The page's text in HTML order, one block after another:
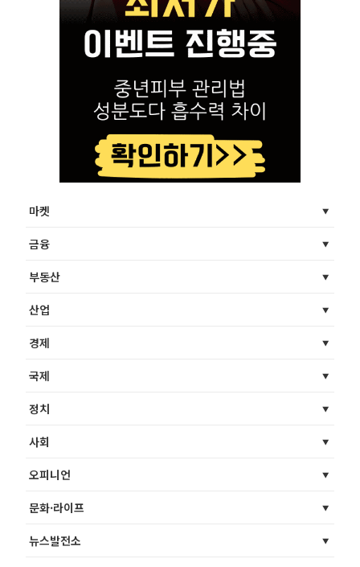
마켓
금융
부동산
산업
경제
국제
정치
사회
오피니언
문화·라이프
뉴스발전소